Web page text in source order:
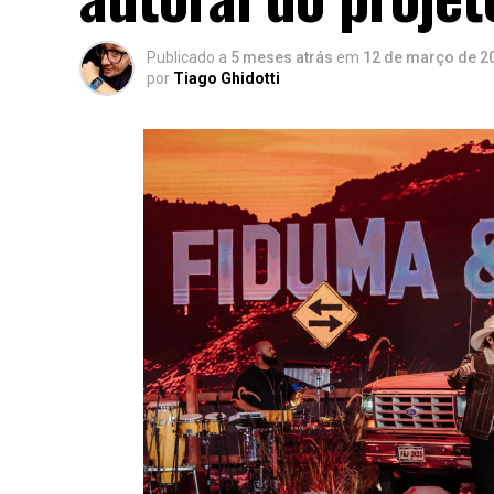
Publicado a 5 meses atrás em 12 de março de
por Tiago Ghidotti